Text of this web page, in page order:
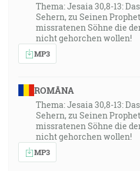
Thema: Jesaia 30,8-13:
Sehern, zu Seinen
missratenen Söhne die
nicht gehorchen wollen!
MP3
ROMÂNA
Thema: Jesaia 30,8-13:
Sehern, zu Seinen
missratenen Söhne die
nicht gehorchen wollen!
MP3